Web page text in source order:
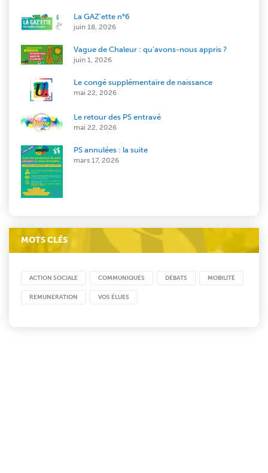
La GAZ’ette n°6
juin 18, 2026
Vague de Chaleur : qu’avons-nous appris ?
juin 1, 2026
Le congé supplémentaire de naissance
mai 22, 2026
Le retour des PS entravé
mai 22, 2026
PS annulées : la suite
mars 17, 2026
MOTS CLÉS
ACTION SOCIALE COMMUNIQUÉS DÉBATS MOBILITÉ
REMUNERATION VOS ÉLUES